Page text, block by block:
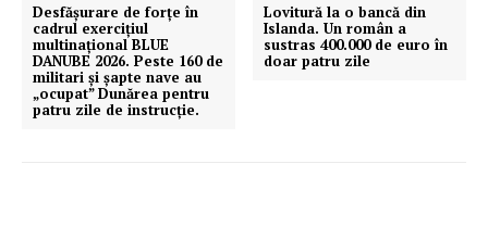
Desfășurare de forțe în
cadrul exercițiul
multinațional BLUE
DANUBE 2026. Peste 160 de
militari și șapte nave au
„ocupat” Dunărea pentru
patru zile de instrucție.
Lovitură la o bancă din
Islanda. Un român a
sustras 400.000 de euro în
doar patru zile